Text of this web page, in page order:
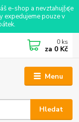
e-shop a nevztahují se
expedujeme pouze v
Menu
Hledat
0 ks
za 0 Kč